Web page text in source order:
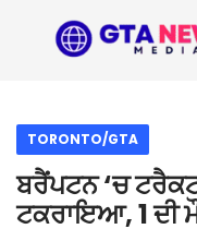
TORONTO/GTA
ਬਰੈਂਪਟਨ ‘ਚ
ਟਕਰਾਇਆ, 1 ਦੀ